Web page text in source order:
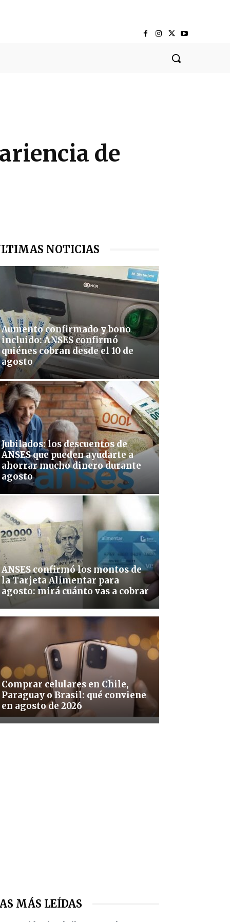
de
NOTICIAS
Aumento confirmado y bono
incluido: ANSES confirmó
quiénes cobran desde el 10 de
agosto
Jubilados: los descuentos de
ANSES que pueden ayudarte a
ahorrar mucho dinero durante
agosto
ANSES confirmó los montos de
la Tarjeta Alimentar para
agosto: mirá cuánto vas a cobrar
Comprar celulares en Chile,
Paraguay o Brasil: qué conviene
en agosto de 2026
MÁS LEÍDAS